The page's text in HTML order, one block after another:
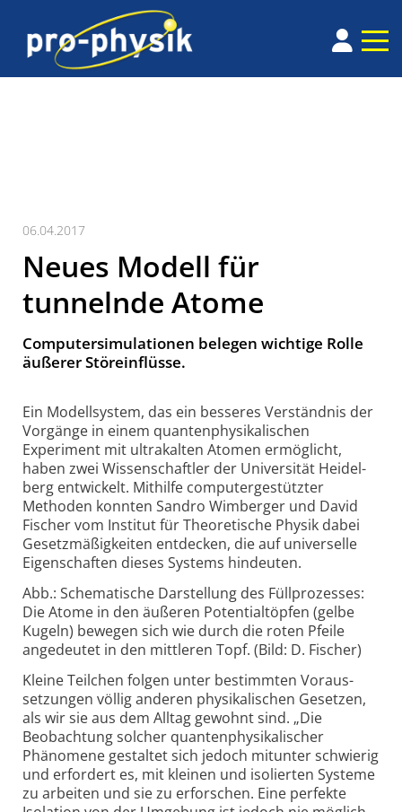
06.04.2017
Neues Modell für
tunnelnde Atome
Computersimulationen belegen wichtige Rolle
äußerer Störeinflüsse.
Ein Modell­system, das ein besseres Verständnis der
Vorgänge in einem quanten­physikalischen
Experiment mit ultra­kalten Atomen ermöglicht,
haben zwei Wissen­schaftler der Univer­sität Heidel­
berg entwickelt. Mithilfe computer­gestützter
Methoden konnten Sandro Wimberger und David
Fischer vom Institut für Theore­tische Physik dabei
Gesetz­mäßigkeiten entdecken, die auf univer­selle
Eigen­schaften dieses Systems hindeuten.
Abb.: Schematische Darstellung des Füllprozesses:
Die Atome in den äußeren Potentialtöpfen (gelbe
Kugeln) bewegen sich wie durch die roten Pfeile
angedeutet in den mittleren Topf. (Bild: D. Fischer)
Kleine Teilchen folgen unter bestimmten Voraus­
setzungen völlig anderen physika­lischen Gesetzen,
als wir sie aus dem Alltag gewohnt sind. „Die
Beobachtung solcher quanten­physikalischer
Phänomene gestaltet sich jedoch mitunter schwierig
und erfordert es, mit kleinen und isolierten Systeme
zu arbeiten und sie zu erforschen. Eine perfekte